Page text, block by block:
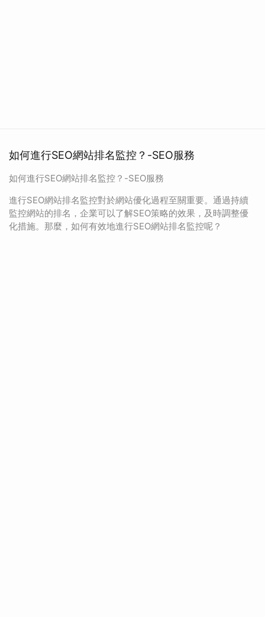
如何進行SEO網站排名監控？-SEO服務
如何進行SEO網站排名監控？-SEO服務
進行SEO網站排名監控對於網站優化過程至關重要。通過持續
監控網站的排名，企業可以了解SEO策略的效果，及時調整優
化措施。那麼，如何有效地進行SEO網站排名監控呢？